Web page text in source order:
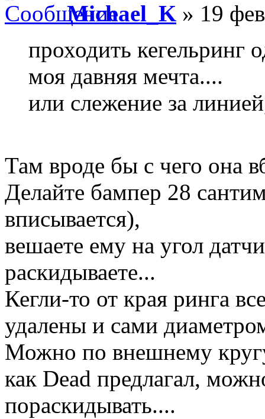
Michael_K » 19
проходить
моя давняя мечта....
или слежение за
Там вроде бы с чего она
Делайте бампер 28
вписывается),
вешаете ему на угол
раскидываете...
Кегли-то от края ринга
удалены и сами
Можно по внешнему
как Dead предлагал,
пораскидывать....